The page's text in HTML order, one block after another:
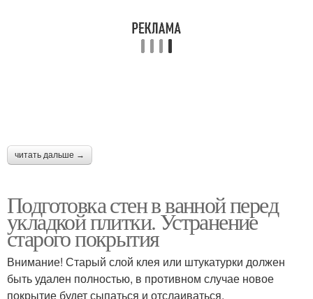
читать дальше →
Подготовка стен в ванной перед
укладкой плитки. Устранение
старого покрытия
Внимание! Старый слой клея или штукатурки должен
быть удален полностью, в противном случае новое
покрытие будет сыпаться и отслаиваться.